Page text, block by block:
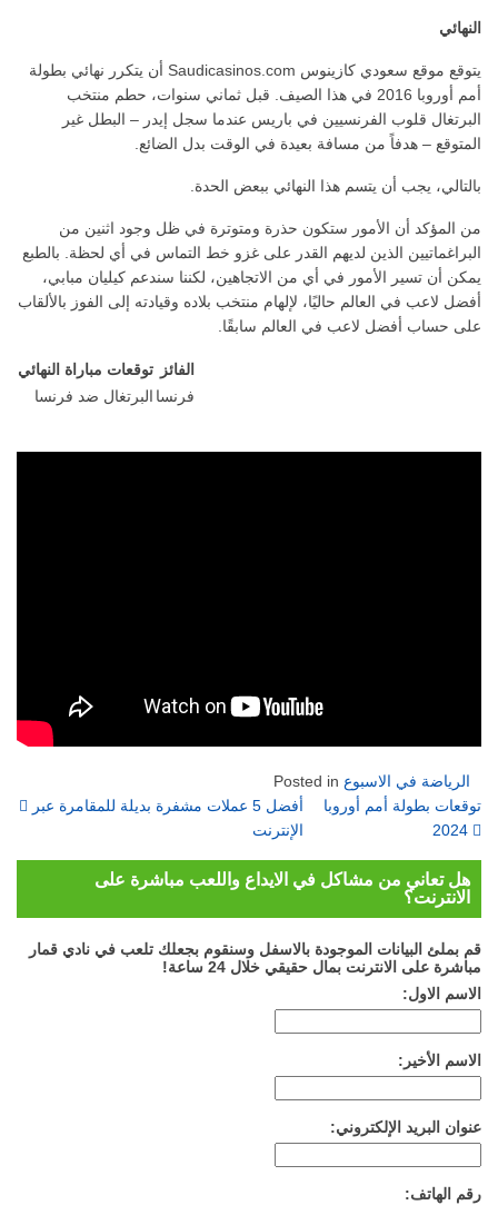
هل تعاني من مشاكل في الايداع واللعب مباشرة على
الانترنت؟
قم بملئ البيانات الموجودة بالاسفل وسنقوم بجعلك تلعب في نادي قمار
مباشرة على الانترنت بمال حقيقي خلال 24 ساعة!
الاسم الاول:
الاسم الأخير:
عنوان البريد الإلكتروني:
رقم الهاتف:
النهائي
يتوقع موقع سعودي كازينوس Saudicasinos.com أن يتكرر نهائي بطولة
أمم أوروبا 2016 في هذا الصيف. قبل ثماني سنوات، حطم منتخب
البرتغال قلوب الفرنسيين في باريس عندما سجل إيدر – البطل غير
المتوقع – هدفاً من مسافة بعيدة في الوقت بدل الضائع.
بالتالي، يجب أن يتسم هذا النهائي ببعض الحدة.
من المؤكد أن الأمور ستكون حذرة ومتوترة في ظل وجود اثنين من
البراغماتيين الذين لديهم القدر على غزو خط التماس في أي لحظة. بالطبع
يمكن أن تسير الأمور في أي من الاتجاهين، لكننا سندعم كيليان مبابي،
أفضل لاعب في العالم حاليًا، لإلهام منتخب بلاده وقيادته إلى الفوز بالألقاب
على حساب أفضل لاعب في العالم سابقًا.
توقعات مباراة النهائي
الفائز
البرتغال ضد فرنسا فرنسا
Posted in الرياضة في الاسبوع
الإنترنت
توقعات بطولة أمم أوروبا